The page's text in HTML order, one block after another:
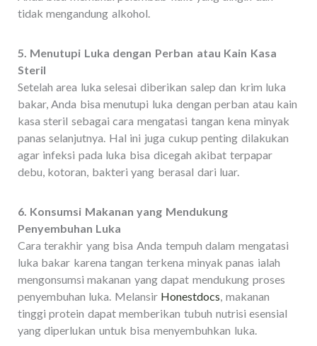
tidak mengandung alkohol.
5. Menutupi Luka dengan Perban atau Kain Kasa
Steril
Setelah area luka selesai diberikan salep dan krim luka
bakar, Anda bisa menutupi luka dengan perban atau kain
kasa steril sebagai cara mengatasi tangan kena minyak
panas selanjutnya. Hal ini juga cukup penting dilakukan
agar infeksi pada luka bisa dicegah akibat terpapar
debu, kotoran, bakteri yang berasal dari luar.
6. Konsumsi Makanan yang Mendukung
Penyembuhan Luka
Cara terakhir yang bisa Anda tempuh dalam mengatasi
luka bakar karena tangan terkena minyak panas ialah
mengonsumsi makanan yang dapat mendukung proses
penyembuhan luka. Melansir Honestdocs, makanan
tinggi protein dapat memberikan tubuh nutrisi esensial
yang diperlukan untuk bisa menyembuhkan luka.